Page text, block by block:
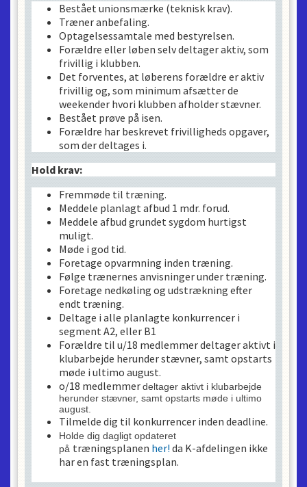
Bestået unionsmærke (teknisk krav).
Træner anbefaling.
Optagelsessamtale med bestyrelsen.
Forældre eller løben selv deltager aktiv, som
frivillig i klubben.
Det forventes, at løberens forældre er aktiv
frivillig og, som minimum afsætter de
weekender hvori klubben afholder stævner.
Bestået prøve på isen.
Forældre har beskrevet frivilligheds opgaver,
som der deltages i.
Hold krav:
Fremmøde til træning.
Meddele planlagt afbud 1 mdr. forud.
Meddele afbud grundet sygdom hurtigst
muligt.
Møde i god tid.
Foretage opvarmning inden træning.
Følge trænernes anvisninger under træning.
Foretage nedkøling og udstrækning efter
endt træning.
Deltage i alle planlagte konkurrencer i
segment A2, eller B1
Forældre til u/18 medlemmer deltager aktivt i
klubarbejde herunder stævner, samt opstarts
møde i ultimo august.
o/18 medlemmerdeltager aktivt i klubarbejde
herunder stævner, samt opstarts møde i ultimo
august
Tilmelde dig til konkurrencer inden deadline.
Holde dig dagligt opdateret
på træningsplanen her! da K-afdelingen ikke
har en fast træningsplan.